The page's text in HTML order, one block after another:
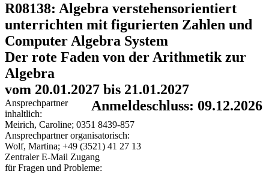
R08138: Algebra verstehensorientiert
unterrichten mit figurierten Zahlen und
Computer Algebra System
Der rote Faden von der Arithmetik zur
Algebra
vom 20.01.2027 bis 21.01.2027
Anmeldeschluss: 09.12.2026
Ansprechpartner
inhaltlich:
Meirich, Caroline; 0351 8439-857
Ansprechpartner organisatorisch:
Wolf, Martina; +49 (3521) 41 27 13
Zentraler E-Mail Zugang
für Fragen und Probleme: